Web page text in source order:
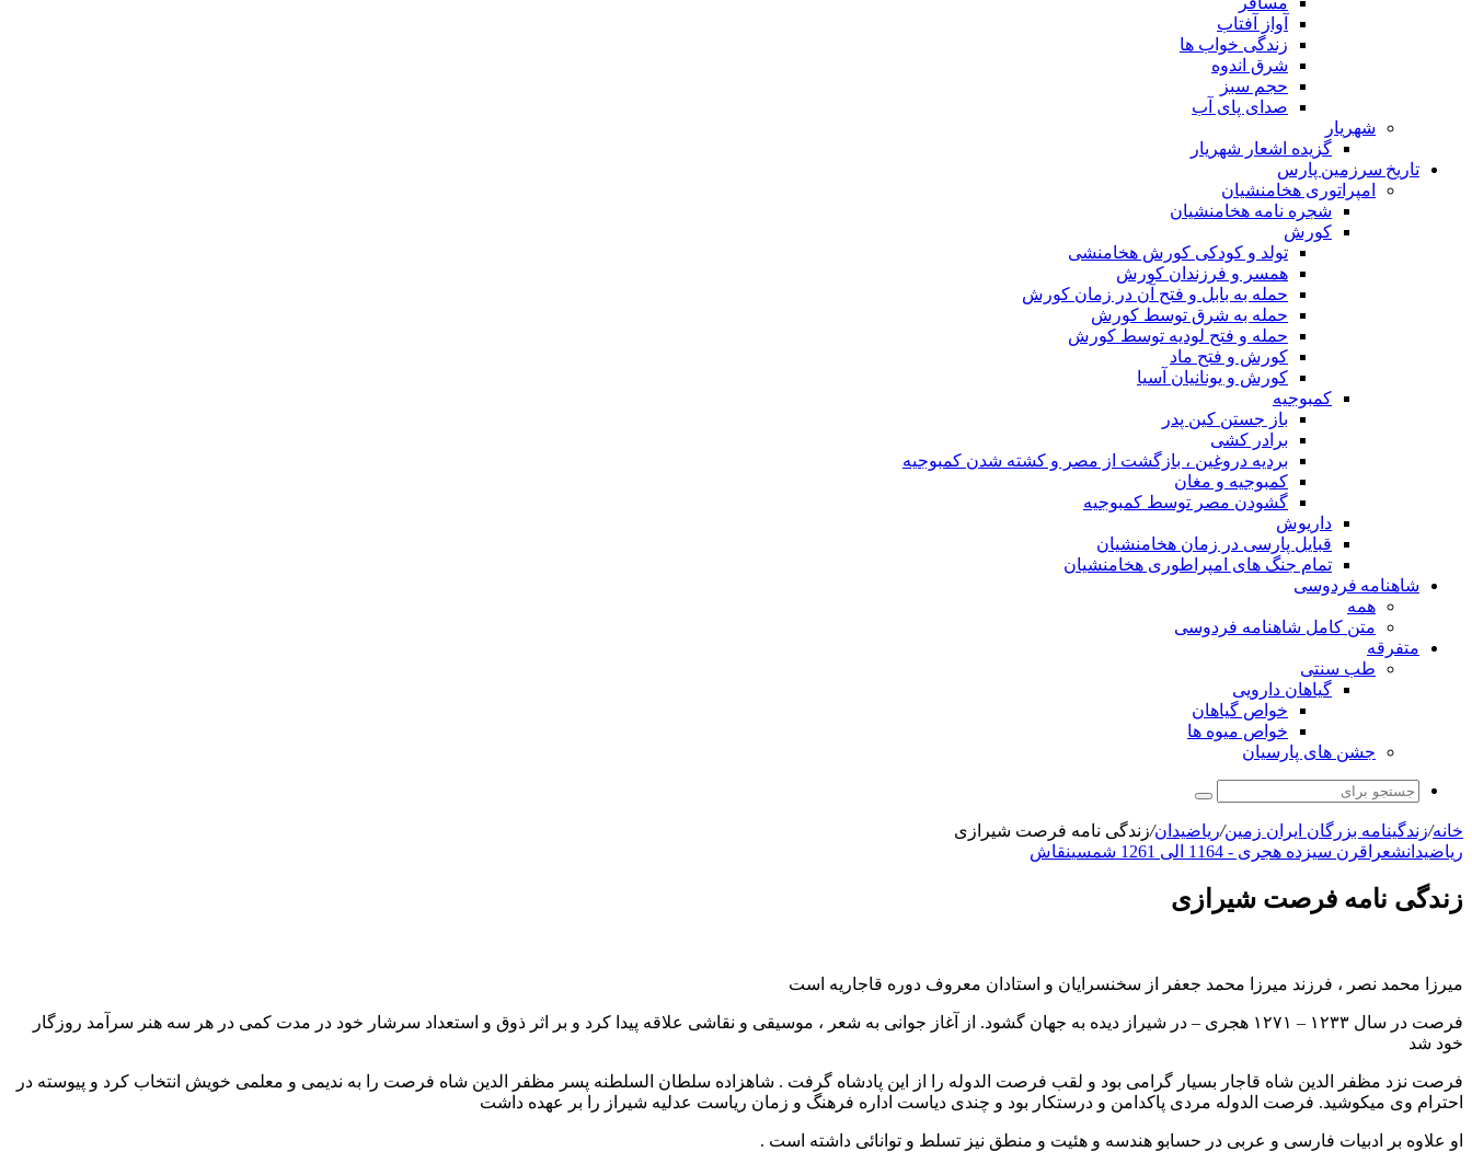
آواز آفتاب
زندگی خواب ها
شرق اندوه
حجم سبز
صدای پای آب
شهریار
گزیده اشعار شهریار
تاریخ سرزمین پارس
امپراتوری هخامنشیان
شجره نامه هخامنشیان
کورش
تولد و کودکی کورش هخامنشی
همسر و فرزندان کورش
حمله به بابل و فتح آن در زمان کورش
حمله به شرق توسط کورش
حمله و فتح لودیه توسط کورش
کورش و فتح ماد
کورش و یونانیان آسیا
کمبوجیه
باز جستن کین پدر
برادر کشی
بردیه دروغین ، بازگشت از مصر و کشته شدن کمبوجیه
کمبوجیه و مغان
گشودن مصر توسط کمبوجیه
داریوش
قبایل پارسی در زمان هخامنشیان
تمام جنگ های امپراطوری هخامنشیان
شاهنامه فردوسی
همه
متن کامل شاهنامه فردوسی
متفرقه
طب سنتی
گیاهان دارویی
خواص گیاهان
خواص میوه ها
جشن های پارسیان
جستجو
برای
خانه/زندگینامه بزرگان ایران زمین/ریاضیدان/زندگی نامه فرصت شیرازی
ریاضیدانشعرا قرن سیزده هجری - 1164 الی 1261 شمسی نقاش
زندگی نامه فرصت شیرازی
میرزا محمد نصر ، فرزند میرزا محمد جعفر از سخنسرایان و استادان معروف دوره قاجاریه است
فرصت در سال ۱۲۳۳ – ۱۲۷۱ هجری – در شیراز دیده به جهان گشود. از آغاز جوانی به شعر ، موسیقی و نقاشی علاقه پیدا کرد و بر اثر ذوق و استعداد سرشار خود در مدت کمی در هر سه هنر سرآمد روزگار
خود شد
فرصت نزد مظفر الدین شاه قاجار بسیار گرامی بود و لقب فرصت الدوله را از این پادشاه گرفت . شاهزاده سلطان السلطنه پسر مظفر الدین شاه فرصت را به ندیمی و معلمی خویش انتخاب کرد و پیوسته در
احترام وی میکوشید. فرصت الدوله مردی پاکدامن و درستکار بود و چندی دیاست اداره فرهنگ و زمان ریاست عدلیه شیراز را بر عهده داشت
او علاوه بر ادبیات فارسی و عربی در حسابو هندسه و هئیت و منطق نیز تسلط و توانائی داشته است .